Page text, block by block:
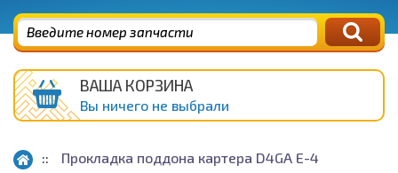
ВАША КОРЗИНА
Вы ничего не выбрали
Прокладка поддона картера D4GA E-4